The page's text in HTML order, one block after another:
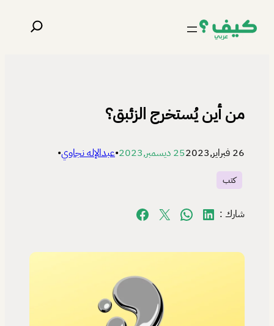
البحث
من أين يُستخرج الزئبق؟
26 فبراير,2023 25 ديسمبر,2023 •عبدالإله نجاوي•
كتب
شارك : Share on LinkedIn
Share on WhatsApp
Share on X
Share on Facebook